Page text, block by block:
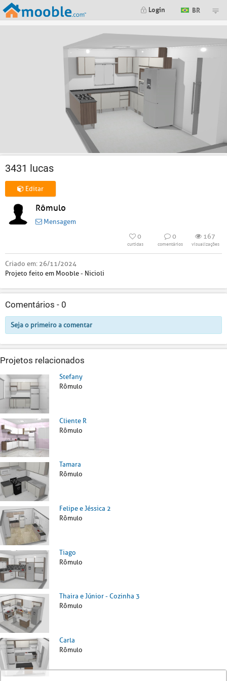
Login BR
3431 lucas
Editar
Rômulo
Mensagem
0
curtidas
0
comentários
167
visualizações
Criado em: 26/11/2024
Projeto feito em Mooble - Nicioli
Comentários - 0
Seja o primeiro a comentar
Projetos relacionados
Stefany
Rômulo
Cliente R
Rômulo
Tamara
Rômulo
Felipe e Jéssica 2
Rômulo
Tiago
Rômulo
Thaira e Júnior - Cozinha 3
Rômulo
Carla
Rômulo